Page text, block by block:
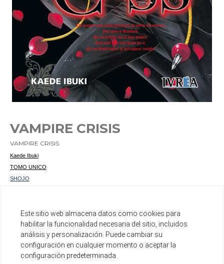
VAMPIRE CRISIS
VAMPIRE CRISIS
Kaede Ibuki
TOMO UNICO
SHOJO
Ver otros productos del mismo autor
Tomo ÚNICO de aproximadamente 200 páginas
Formato tankoubon con sobrecubierta
Este sitio web almacena datos como cookies para
habilitar la funcionalidad necesaria del sitio, incluidos
análisis y personalización. Puede cambiar su
configuración en cualquier momento o aceptar la
configuración predeterminada.